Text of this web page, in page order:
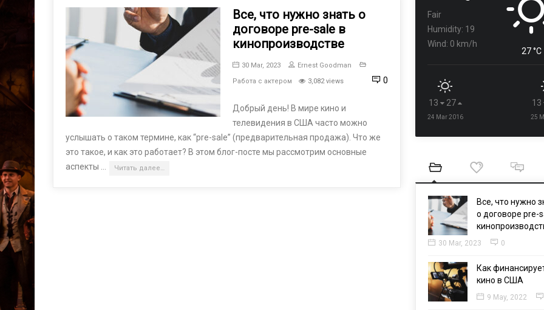
Все, что нужно знать о
договоре pre-sale в
кинопроизводстве
30 Mar, 2023
Ernest Goodman
Работа с актером
3,082 views 0
Добрый день! В мире кино и
телевидения в США часто можно
услышать о таком термине, как “pre-sale” (предварительная продажа). Что же
это такое, и как это работает? В этом блог-посте мы рассмотрим основные
аспекты …
Читать далее…
Fair
Humidity: 19
Wind: 0 km/h
27 °C
13 27
24 Mar 2016
13
25
Все, что нужно
о договоре pre-
30 Mar, 2023 0
Как
кино в США
9 May, 2022